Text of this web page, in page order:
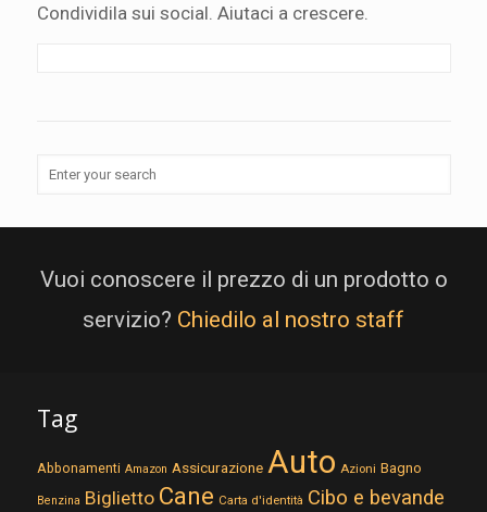
Condividila sui social. Aiutaci a crescere.
Vuoi conoscere il prezzo di un prodotto o
servizio? Chiedilo al nostro staff
Tag
Abbonamenti Amazon Assicurazione Auto Azioni Bagno
Benzina Biglietto Cane Carta d'identità Cibo e bevande